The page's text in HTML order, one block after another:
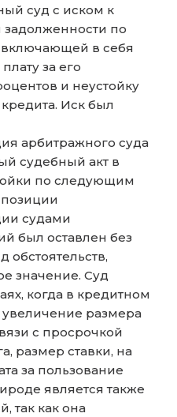
суд с иском к
по
включающей в себя
за его
и неустойку
Иск был
арбитражного суда
судебный акт в
по следующим
судами
был оставлен без
значение. Суд
когда в кредитном
размера
с просрочкой
размер ставки, на
за пользование
является также
так как она